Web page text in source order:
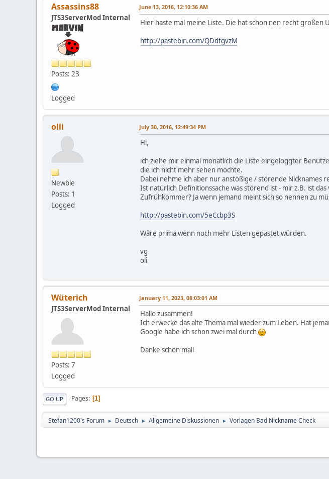
Assassins88
JTS3ServerMod Internal
Posts: 23
Logged
June 13, 2016, 12:10:36 AM
Hier haste mal meine Liste. Die hat schon nen recht großen
http://pastebin.com/QDdfgvzM
olli
Newbie
Posts: 1
Logged
July 30, 2016, 12:49:34 PM
Hi,
ich ziehe mir einmal monatlich die Liste eingeloggter
die ich nicht mehr sehen möchte.
Dabei nehme ich aber nur anstößige / störende Nicknames
Ist natürlich Definitionssache was störend ist - mir z.B. ist
Zufrühkommer? Ja wenn jemand meint sich so nennen zu
http://pastebin.com/5eCcbp3S
Wäre prima wenn noch mehr Listen gepastet würden.
vg
oli
Wüterich
JTS3ServerMod Internal
Posts: 7
Logged
January 11, 2023, 08:03:01 AM
Hallo zusammen!
Ich erwecke das alte Thema mal wieder zum Leben. Hat
Google habe ich schon zwei mal durch
Danke schon mal!
GO UP Pages 1
Stefan1200's Forum ► Deutsch ► Allgemeine Diskussionen ► Vorlagen Bad Nickname Check